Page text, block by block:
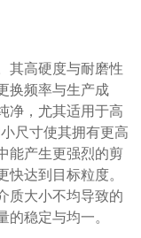
其高硬度与耐磨性
换频率与生产成
净，尤其适用于高
尺寸使其拥有更高
能产生更强烈的剪
达到目标粒度。
质大小不均导致的
稳定与均一。